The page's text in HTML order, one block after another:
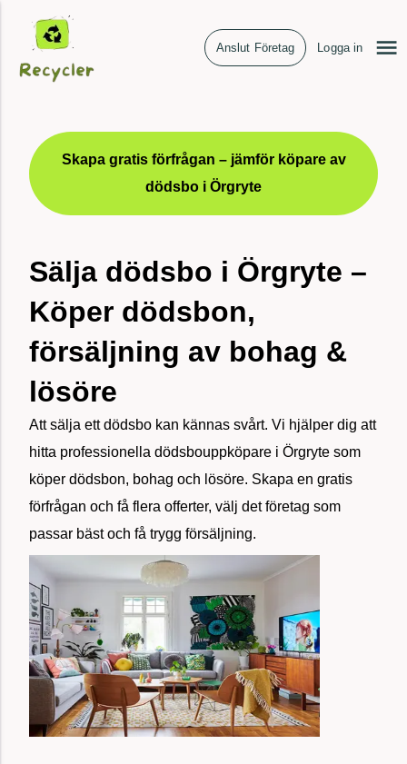
Anslut Företag Logga in
Skapa gratis förfrågan – jämför köpare av
dödsbo i Örgryte
Sälja dödsbo i Örgryte –
Köper dödsbon,
försäljning av bohag &
lösöre
Att sälja ett dödsbo kan kännas svårt. Vi hjälper dig att
hitta professionella dödsbouppköpare i Örgryte som
köper dödsbon, bohag och lösöre. Skapa en gratis
förfrågan och få flera offerter, välj det företag som
passar bäst och få trygg försäljning.